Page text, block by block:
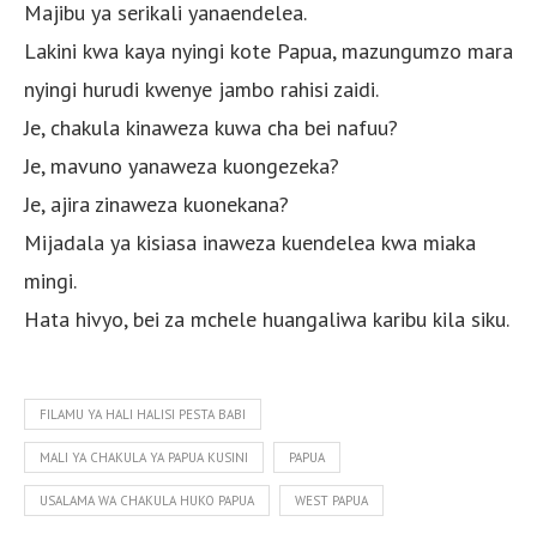
Majibu ya serikali yanaendelea.
Lakini kwa kaya nyingi kote Papua, mazungumzo mara
nyingi hurudi kwenye jambo rahisi zaidi.
Je, chakula kinaweza kuwa cha bei nafuu?
Je, mavuno yanaweza kuongezeka?
Je, ajira zinaweza kuonekana?
Mijadala ya kisiasa inaweza kuendelea kwa miaka
mingi.
Hata hivyo, bei za mchele huangaliwa karibu kila siku.
FILAMU YA HALI HALISI PESTA BABI
MALI YA CHAKULA YA PAPUA KUSINI PAPUA
USALAMA WA CHAKULA HUKO PAPUA WEST PAPUA